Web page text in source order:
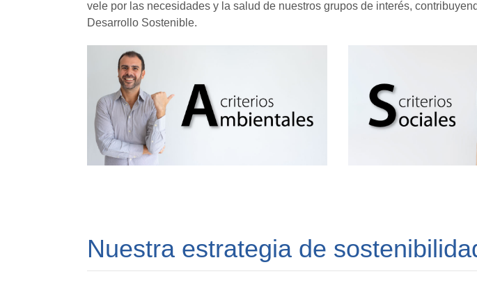
vele por las necesidades y la salud de nuestros grupos de interés,
Desarrollo Sostenible.
Nuestra estrategia de